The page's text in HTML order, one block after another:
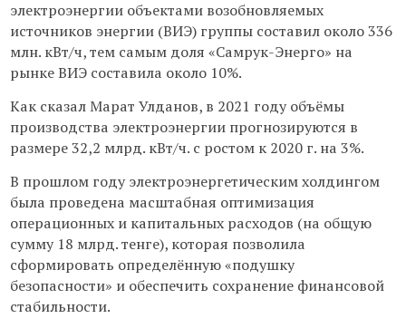
электроэнергии объектами возобновляемых
источников энергии (ВИЭ) группы составил около 336
млн. кВт/ч, тем самым доля «Самрук-Энерго» на
рынке ВИЭ составила около 10%.
Как сказал Марат Улданов, в 2021 году объёмы
производства электроэнергии прогнозируются в
размере 32,2 млрд. кВт/ч. с ростом к 2020 г. на 3%.
В прошлом году электроэнергетическим холдингом
была проведена масштабная оптимизация
операционных и капитальных расходов (на общую
сумму 18 млрд. тенге), которая позволила
сформировать определённую «подушку
безопасности» и обеспечить сохранение финансовой
стабильности.